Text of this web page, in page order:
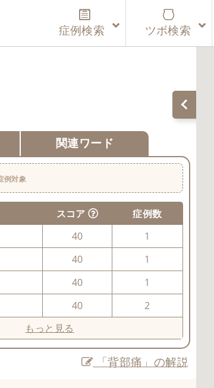
症例検索 ツボ検索
関連ワード
例対象
スコア
症例数
40
1
40
1
40
1
40
2
もっと見る
「背部痛」の解説